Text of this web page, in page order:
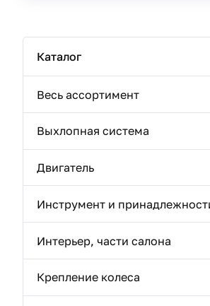
Каталог
Весь ассортимент
Выхлопная система
Двигатель
Инструмент и
Интерьер, части салона
Крепление колеса